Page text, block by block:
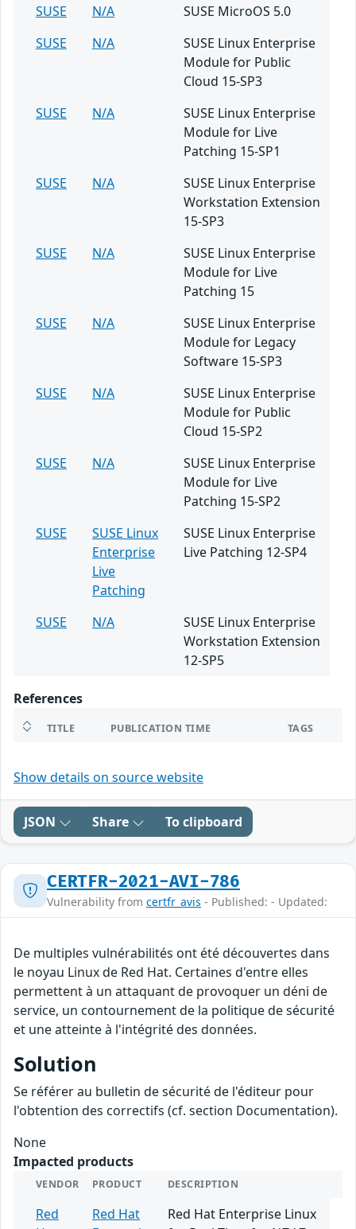
SUSE N/A
SUSE MicroOS 5.0
SUSE
N/A
SUSE Linux Enterprise
Module for Public
Cloud 15-SP3
SUSE
N/A
SUSE Linux Enterprise
Module for Live
Patching 15-SP1
SUSE
N/A
SUSE Linux Enterprise
Workstation Extension
15-SP3
SUSE
N/A
SUSE Linux Enterprise
Module for Live
Patching 15
SUSE
N/A
SUSE Linux Enterprise
Module for Legacy
Software 15-SP3
SUSE
N/A
SUSE Linux Enterprise
Module for Public
Cloud 15-SP2
SUSE
N/A
SUSE Linux Enterprise
Module for Live
Patching 15-SP2
SUSE
SUSE Linux
Enterprise
Live
Patching
SUSE Linux Enterprise
Live Patching 12-SP4
SUSE N/A
SUSE Linux Enterprise
Workstation Extension
12-SP5
References
TITLE PUBLICATION TIME TAGS
Show details on source website
JSON Share To clipboard
CERTFR-2021-AVI-786
Vulnerability from certfr_avis - Published: - Updated:
De multiples vulnérabilités ont été découvertes dans
le noyau Linux de Red Hat. Certaines d'entre elles
permettent à un attaquant de provoquer un déni de
service, un contournement de la politique de sécurité
et une atteinte à l'intégrité des données.
Solution
Se référer au bulletin de sécurité de l'éditeur pour
l'obtention des correctifs (cf. section Documentation).
None
Impacted products
VENDOR PRODUCT DESCRIPTION
Red
Red Hat
Red Hat Enterprise Linux